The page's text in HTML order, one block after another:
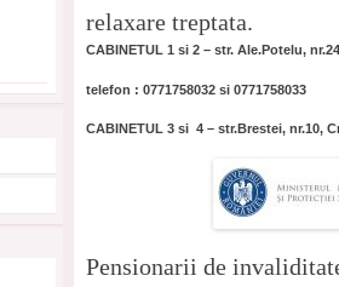
relaxare treptata.
CABINETUL 1 si 2 – str. Ale.Potelu,
telefon : 0771758032 si 0771758033
CABINETUL 3 si 4 – str.Brestei, nr.10,
Pensionarii de